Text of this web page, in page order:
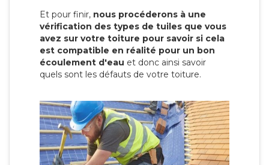
Et pour finir, nous procéderons à une
vérification des types de tuiles que vous
avez sur votre toiture pour savoir si cela
est compatible en réalité pour un bon
écoulement d'eau et donc ainsi savoir
quels sont les défauts de votre toiture.